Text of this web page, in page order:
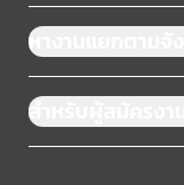
หางานแยกตามจัง
สำหรับผู้สมัครงาน